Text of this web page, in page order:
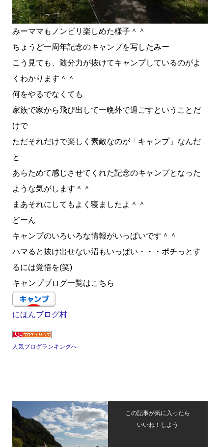
みーママもノンビリ楽しめた様子＾＾
ちょうど一周年記念のキャンプを写したみー
こう見ても、随分力が抜けてキャンプしているのがよ
くわかります＾＾
何をやるでなくても
家族で家から飛び出して一晩外で過ごすということだ
けで
ただそれだけで楽しく素敵なのが「キャンプ」なんだ
と
あらためて感じさせてくれた記念のキャンプとなった
ような気がします＾＾
まあそれにしてもよく寝ましたよ＾＾
どーん
キャンプのいろいろな情報がいっぱいです＾＾
ハマると抜け出せない沼もいっぱい・・・ポチっとす
るには覚悟を(笑)
キャンプブログ一覧はこちら
にほんブログ村
人気ブログランキングへ
この記事が気に入ったら
いいね！しよう